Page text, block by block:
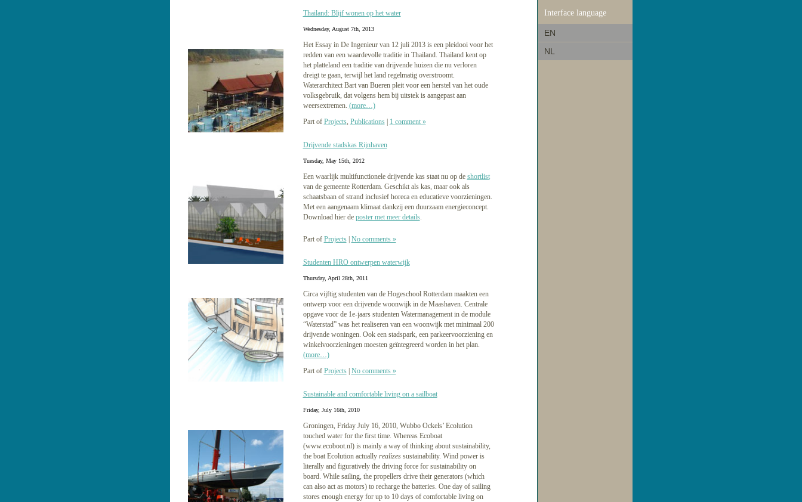
Thailand: Blijf wonen op het water
Wednesday, August 7th, 2013
Het Essay in De Ingenieur van 12 juli 2013 is een pleidooi voor het
redden van een waardevolle traditie in Thailand. Thailand kent op
het platteland een traditie van drijvende huizen die nu verloren
dreigt te gaan, terwijl het land regelmatig overstroomt.
Waterarchitect Bart van Bueren pleit voor een herstel van het oude
volksgebruik, dat volgens hem bij uitstek is aangepast aan
weersextremen. (more…)
Part of Projects, Publications| 1 comment »
Drijvende stadskas Rijnhaven
Tuesday, May 15th, 2012
Een waarlijk multifunctionele drijvende kas staat nu op de shortlist
van de gemeente Rotterdam. Geschikt als kas, maar ook als
schaatsbaan of strand inclusief horeca en educatieve voorzieningen.
Met een aangenaam klimaat dankzij een duurzaam energieconcept.
Download hier de poster met meer details.
Part of Projects| No comments »
Studenten HRO ontwerpen waterwijk
Thursday, April 28th, 2011
Circa vijftig studenten van de Hogeschool Rotterdam maakten een
ontwerp voor een drijvende woonwijk in de Maashaven. Centrale
opgave voor de 1e-jaars studenten Watermanagement in de module
“Waterstad” was het realiseren van een woonwijk met minimaal 200
drijvende woningen. Ook een stadspark, een parkeervoorziening en
winkelvoorzieningen moesten geïntegreerd worden in het plan.
(more…)
Part of Projects| No comments »
Sustainable and comfortable living on a sailboat
Friday, July 16th, 2010
Groningen, Friday July 16, 2010, Wubbo Ockels’ Ecolution
touched water for the first time. Whereas Ecoboat
(www.ecoboot.nl) is mainly a way of thinking about sustainability,
the boat Ecolution actually realizessustainability. Wind power is
literally and figuratively the driving force for sustainability on
board. While sailing, the propellers drive their generators (which
can also act as motors) to recharge the batteries. One day of sailing
stores enough energy for up to 10 days of comfortable living on
Interface language
EN
NL